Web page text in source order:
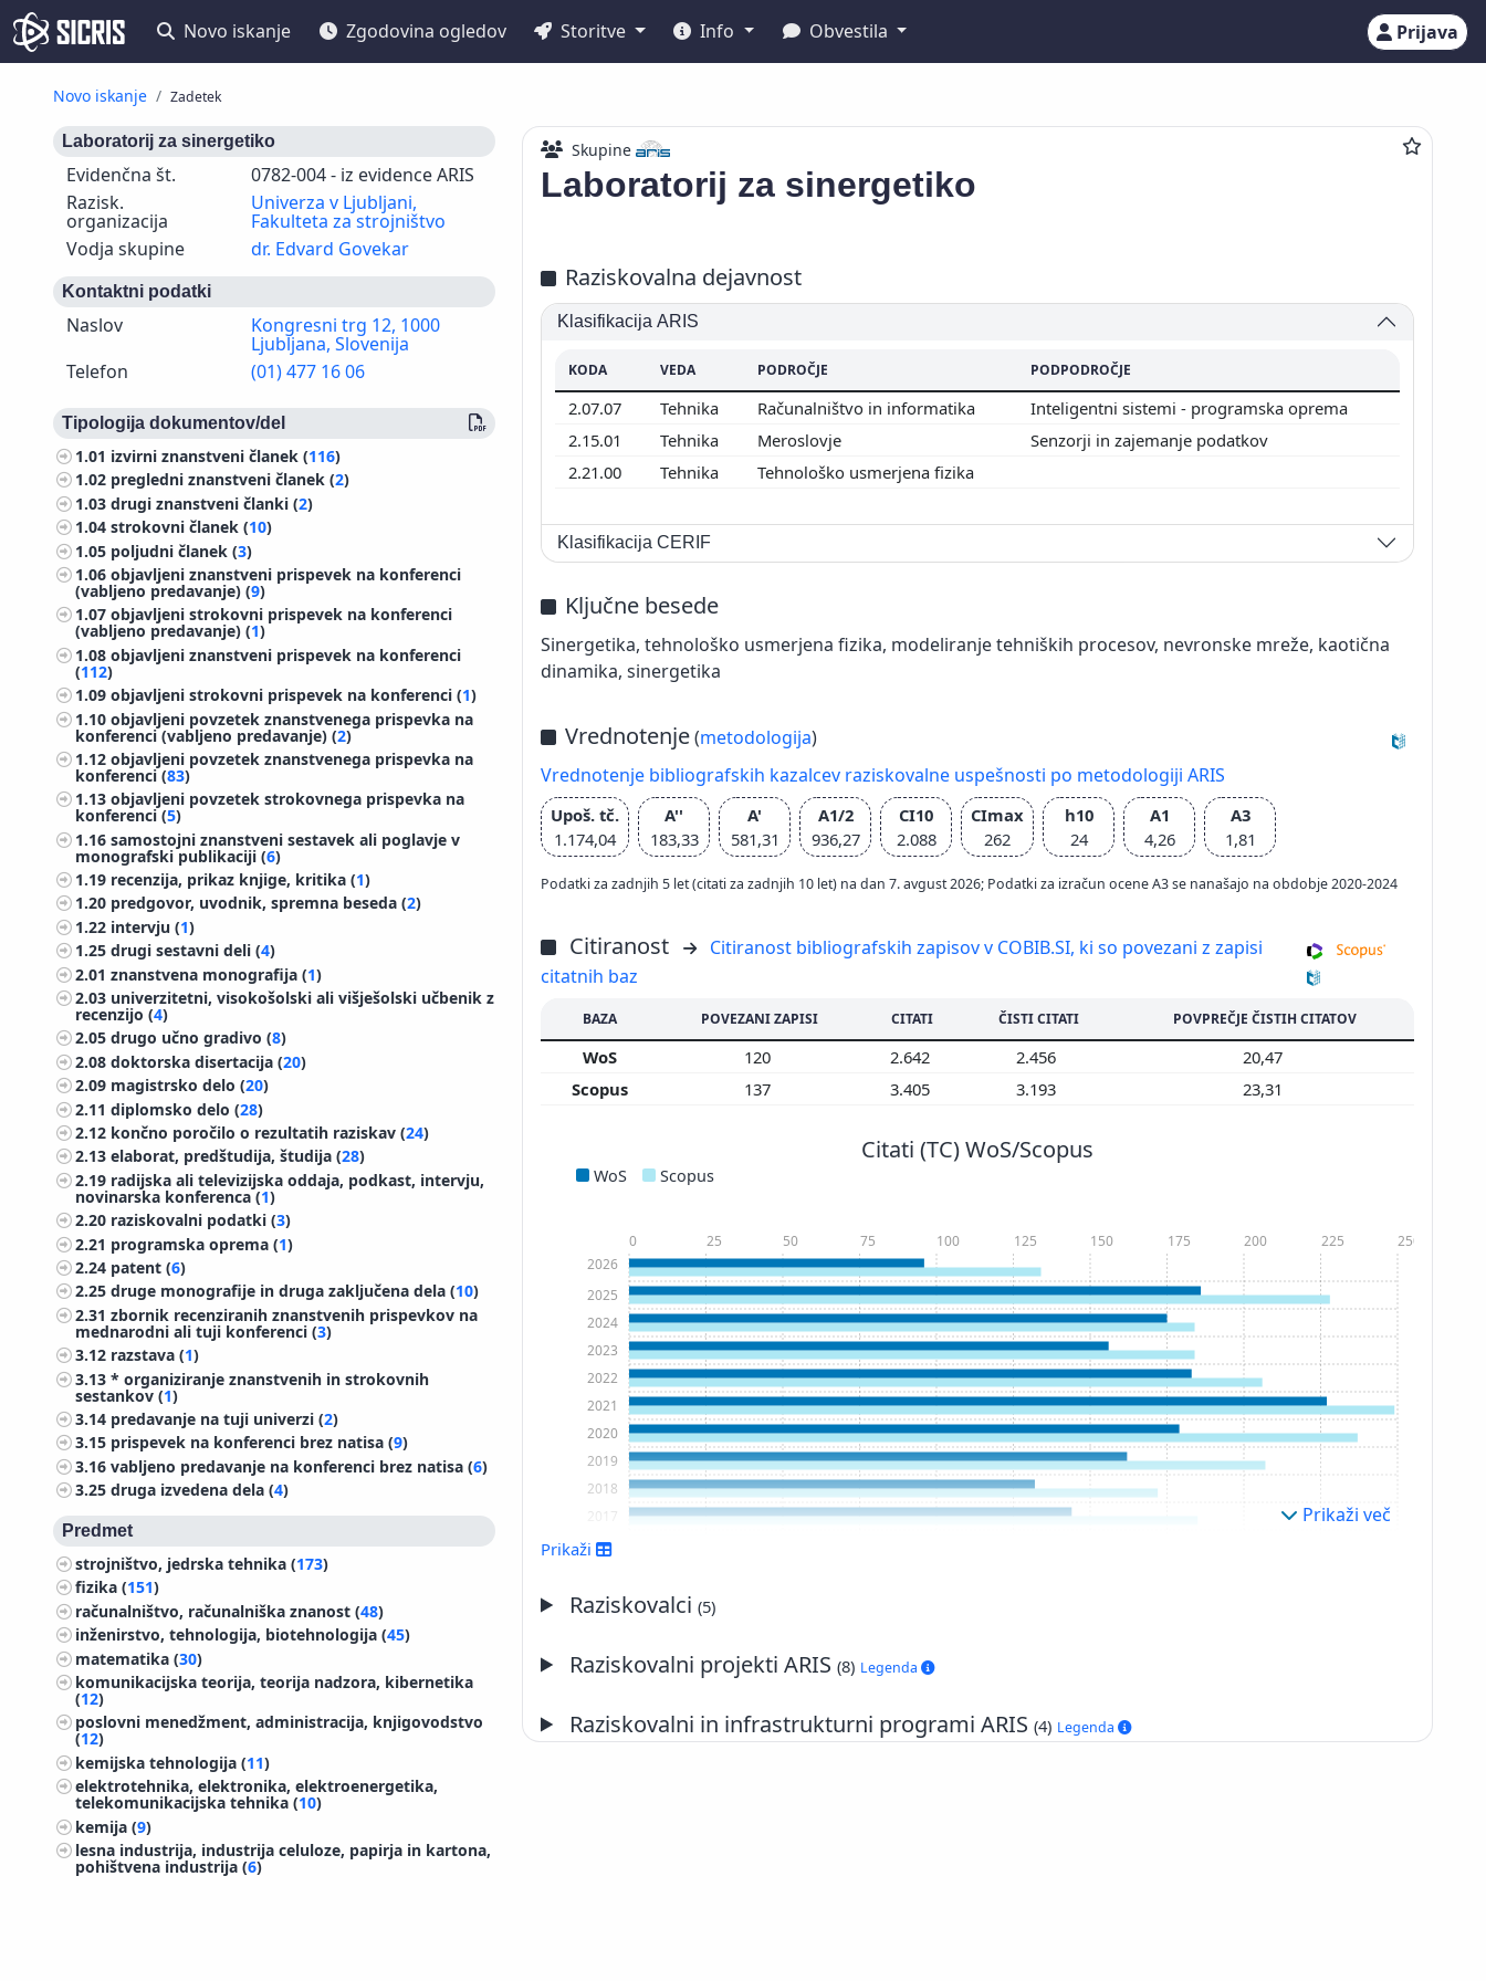
Novo iskanje Zgodovina ogledov Storitve Info Obvestila Prijava
Novo iskanje Zadetek
Laboratorij za sinergetiko
Evidenčna št.
0782-004 - iz evidence ARIS
Razisk.
organizacija
Univerza v Ljubljani,
Fakulteta za strojništvo
Vodja skupine
dr. Edvard Govekar
Kontaktni podatki
Naslov Kongresni trg 12, 1000
Ljubljana, Slovenija
Telefon
(01) 477 16 06
Tipologija dokumentov/del
1.01 izvirni znanstveni članek (116)
1.02 pregledni znanstveni članek (2)
1.03drugi znanstveni članki (2)
1.04strokovni članek (10)
1.05 poljudni članek (3)
1.06objavljeni znanstveni prispevek na konferenci
(vabljeno predavanje) (9)
1.07objavljeni strokovni prispevek na konferenci
(vabljeno predavanje) (1)
1.08objavljeni znanstveni prispevek na konferenci
(112)
1.09objavljeni strokovni prispevek na konferenci (1)
1.10objavljeni povzetek znanstvenega prispevka na
konferenci (vabljeno predavanje) (2)
1.12objavljeni povzetek znanstvenega prispevka na
konferenci (83)
1.13objavljeni povzetek strokovnega prispevka na
konferenci (5)
1.16samostojni znanstveni sestavek ali poglavje v
monografski publikaciji (6)
1.19 recenzija, prikaz knjige, kritika (1)
1.20 predgovor, uvodnik, spremna beseda (2)
1.22 intervju (1)
1.25drugi sestavni deli (4)
2.01znanstvena monografija (1)
2.03 univerzitetni, visokošolski ali višješolski učbenik z
recenzijo (4)
2.05drugo učno gradivo (8)
2.08doktorska disertacija (20)
2.09 magistrsko delo (20)
2.11diplomsko delo (28)
2.12 končno poročilo o rezultatih raziskav (24)
2.13elaborat, predštudija, študija (28)
2.19 radijska ali televizijska oddaja, podkast, intervju,
novinarska konferenca (1)
2.20 raziskovalni podatki (3)
2.21 programska oprema (1)
2.24 patent (6)
2.25druge monografije in druga zaključena dela (10)
2.31zbornik recenziranih znanstvenih prispevkov na
mednarodni ali tuji konferenci (3)
3.12 razstava (1)
3.13* organiziranje znanstvenih in strokovnih
sestankov (1)
3.14 predavanje na tuji univerzi (2)
3.15 prispevek na konferenci brez natisa (9)
3.16vabljeno predavanje na konferenci brez natisa (6)
3.25druga izvedena dela (4)
Predmet
strojništvo, jedrska tehnika (173)
fizika (151)
računalništvo, računalniška znanost (48)
inženirstvo, tehnologija, biotehnologija (45)
matematika (30)
komunikacijska teorija, teorija nadzora, kibernetika
(12)
poslovni menedžment, administracija, knjigovodstvo
(12)
kemijska tehnologija (11)
elektrotehnika, elektronika, elektroenergetika,
telekomunikacijska tehnika (10)
kemija (9)
lesna industrija, industrija celuloze, papirja in kartona,
pohištvena industrija (6)
Skupine
Laboratorij za sinergetiko
Raziskovalna dejavnost
Klasifikacija ARIS
KODA VEDA PODROČJE PODPODROČJE
2.07.07 Tehnika Računalništvo in informatika
Inteligentni sistemi - programska oprema
2.15.01
Tehnika Meroslovje
Senzorji in zajemanje podatkov
2.21.00
Tehnika Tehnološko usmerjena fizika
Klasifikacija CERIF
Ključne besede
Sinergetika, tehnološko usmerjena fizika, modeliranje tehniških procesov, nevronske mreže, kaotična
dinamika, sinergetika
Vrednotenje(metodologija)
Vrednotenje bibliografskih kazalcev raziskovalne uspešnosti po metodologiji ARIS
Upoš. tč.
1.174,04
A''
183,33
A'
581,31
A1/2
936,27
CI10
2.088
CImax
262
h10
24
A1
4,26
A3
1,81
Podatki za zadnjih 5 let (citati za zadnjih 10 let) na dan 7. avgust 2026; Podatki za izračun ocene A3 se nanašajo na obdobje 2020-2024
Citiranost
Citiranost bibliografskih zapisov v COBIB.SI, ki so povezani z zapisi
citatnih baz
BAZA POVEZANI ZAPISI CITATI ČISTI CITATI POVPREČJE ČISTIH CITATOV
WoS 120 2.642 2.456
20,47
Scopus
137 3.405 3.193 23,31
Citati (TC) WoS/Scopus
WoS Scopus
2009
2012
2014
2016
2017
2018
2019
2020
2021
2022
2023
2024
2025
2026
0 25 50 75 100 125 150 175 200 225 250
Prikaži več
Prikaži
Raziskovalci(5)
Raziskovalni projekti ARIS(8) Legenda
Raziskovalni in infrastrukturni programi ARIS(4) Legenda